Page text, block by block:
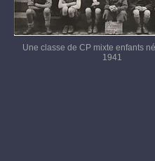
Une classe de CP mixte enfants
1941